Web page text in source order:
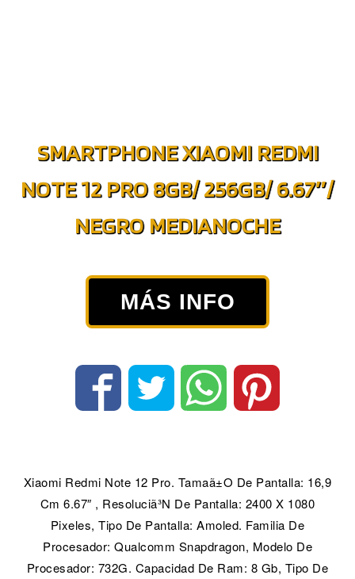
SMARTPHONE XIAOMI REDMI
NOTE 12 PRO 8GB/ 256GB/ 6.67″/
NEGRO MEDIANOCHE
MÁS INFO
Xiaomi Redmi Note 12 Pro. Tamaã±O De Pantalla: 16,9
Cm 6.67″ , Resoluciã³N De Pantalla: 2400 X 1080
Pixeles, Tipo De Pantalla: Amoled. Familia De
Procesador: Qualcomm Snapdragon, Modelo De
Procesador: 732G. Capacidad De Ram: 8 Gb, Tipo De